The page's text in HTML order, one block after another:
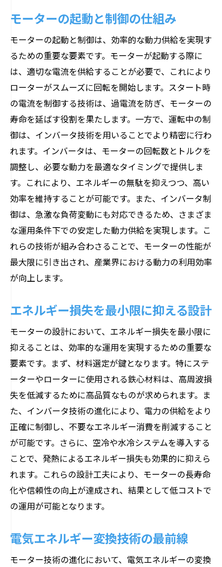
モーターの起動と制御の仕組み
モーターの起動と制御は、効率的な動力供給を実現す
るための重要な要素です。モーターが起動する際に
は、適切な電流を供給することが必要で、これにより
ローターがスムーズに回転を開始します。スタート時
の電流を制御する技術は、過電流を防ぎ、モーターの
寿命を延ばす役割を果たします。一方で、運転中の制
御は、インバータ技術を用いることでより精密に行わ
れます。インバータは、モーターの回転数とトルクを
調整し、必要な動力を最適なタイミングで提供しま
す。これにより、エネルギーの無駄を抑えつつ、高い
効率を維持することが可能です。また、インバータ制
御は、急激な負荷変動にも対応できるため、さまざま
な運用条件下での安定した動力供給を実現します。こ
れらの技術が組み合わさることで、モーターの性能が
最大限に引き出され、産業界における動力の利用効率
が向上します。
エネルギー損失を最小限に抑える設計
モーターの設計において、エネルギー損失を最小限に
抑えることは、効率的な運用を実現するための重要な
要素です。まず、材料選定が鍵となります。特にステ
ーターやローターに使用される鉄心材料は、高周波損
失を低減するために高品質なものが求められます。ま
た、インバータ技術の進化により、電力の供給をより
正確に制御し、不要なエネルギー消費を削減すること
が可能です。さらに、空冷や水冷システムを導入する
ことで、発熱によるエネルギー損失も効果的に抑えら
れます。これらの設計工夫により、モーターの長寿命
化や信頼性の向上が達成され、結果として低コストで
の運用が可能となります。
電気エネルギー変換技術の最前線
モーター技術の進化において、電気エネルギーの変換